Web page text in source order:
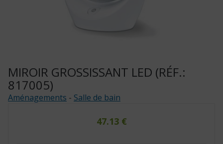
MIROIR GROSSISSANT LED (RÉF.:
817005)
Aménagements - Salle de bain
47.13 €